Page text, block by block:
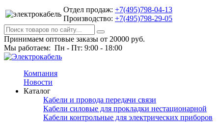
Отдел продаж: +7(495)798-04-13
Производство: +7(495)798-29-05
Принимаем оптовые заказы от 20000 руб.
Мы работаем: Пн - Пт: 9:00 - 18:00
Компания
Новости
Каталог
Кабели и провода передачи связи
Кабели силовые для прокладки нестационарной
Кабели контрольные для электрических приборов